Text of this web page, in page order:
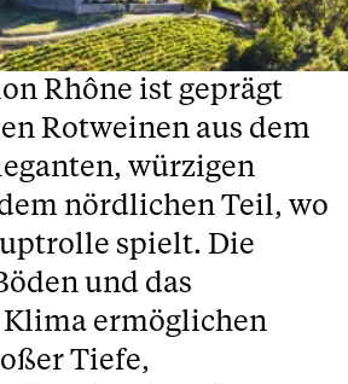
Rhône ist geprägt
Rotweinen aus dem
würzigen
nördlichen Teil, wo
spielt. Die
und das
ermöglichen
Tiefe,